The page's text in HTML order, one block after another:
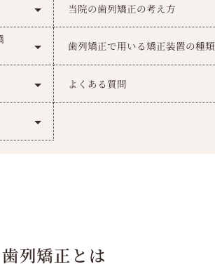
当院の歯列矯正の考え方
歯列矯正で用いる矯正装置の種類
よくある質問
歯列矯正とは